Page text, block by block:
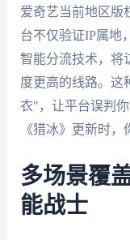
爱奇艺当前地区版
台不仅验证IP属地
智能分流技术，将
度更高的线路。这
衣"，让平台误判
《猎冰》更新时，
多场景覆
能战士